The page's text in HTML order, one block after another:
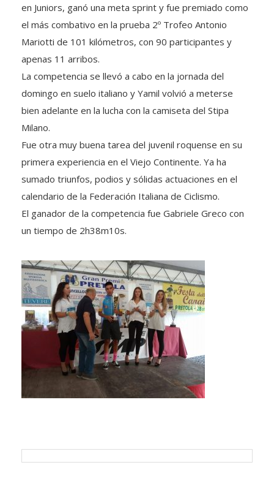
en Juniors, ganó una meta sprint y fue premiado como
el más combativo en la prueba 2º Trofeo Antonio
Mariotti de 101 kilómetros, con 90 participantes y
apenas 11 arribos.
La competencia se llevó a cabo en la jornada del
domingo en suelo italiano y Yamil volvió a meterse
bien adelante en la lucha con la camiseta del Stipa
Milano.
Fue otra muy buena tarea del juvenil roquense en su
primera experiencia en el Viejo Continente. Ya ha
sumado triunfos, podios y sólidas actuaciones en el
calendario de la Federación Italiana de Ciclismo.
El ganador de la competencia fue Gabriele Greco con
un tiempo de 2h38m10s.